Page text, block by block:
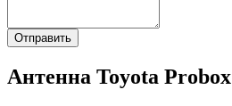
Антенна Toyota Probox